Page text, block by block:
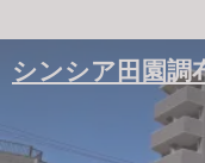
シンシア田園調